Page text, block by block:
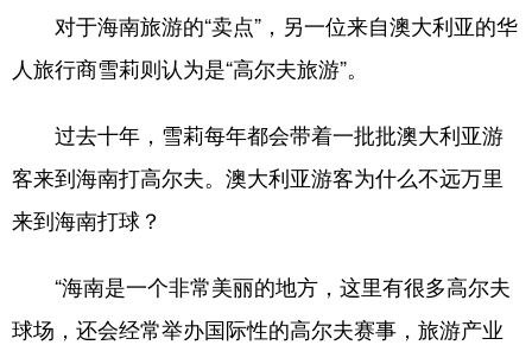
对于海南旅游的“卖点”，另一位来自澳大利亚的华
人旅行商雪莉则认为是“高尔夫旅游”。
过去十年，雪莉每年都会带着一批批澳大利亚游
客来到海南打高尔夫。澳大利亚游客为什么不远万里
来到海南打球？
“海南是一个非常美丽的地方，这里有很多高尔夫
球场，还会经常举办国际性的高尔夫赛事，旅游产业